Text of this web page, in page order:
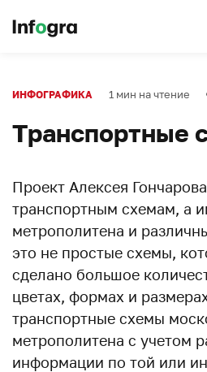
ИНФОГРАФИКА 1 мин на чтение
Транспортные
Проект Алексея
транспортным схемам, а
метрополитена и
это не простые схемы,
сделано большое
цветах, формах и
транспортные схемы
метрополитена с учетом
информации по той или